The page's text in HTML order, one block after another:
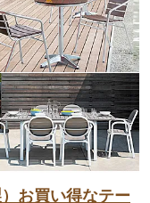
お買い得なテー